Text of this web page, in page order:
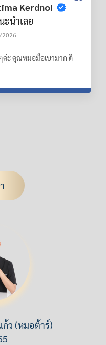
Kerdnoi
ะนำเลย
ค่ะ คุณหมอมือเบามาก ดี
ว (หมอต้าร์)